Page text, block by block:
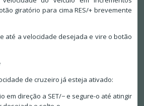
giratório para cima RES/+ brevemente
até a velocidade desejada e vire o botão
de cruzeiro já esteja ativado:
em direção a SET/− e segure-o até atingir